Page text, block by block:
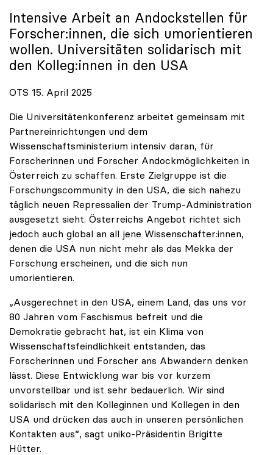
Intensive Arbeit an Andockstellen für
Forscher:innen, die sich umorientieren
wollen. Universitäten solidarisch mit
den Kolleg:innen in den USA
OTS 15. April 2025
Die Universitätenkonferenz arbeitet gemeinsam mit
Partnereinrichtungen und dem
Wissenschaftsministerium intensiv daran, für
Forscherinnen und Forscher Andockmöglichkeiten in
Österreich zu schaffen. Erste Zielgruppe ist die
Forschungscommunity in den USA, die sich nahezu
täglich neuen Repressalien der Trump-Administration
ausgesetzt sieht. Österreichs Angebot richtet sich
jedoch auch global an all jene Wissenschafter:innen,
denen die USA nun nicht mehr als das Mekka der
Forschung erscheinen, und die sich nun
umorientieren.
„Ausgerechnet in den USA, einem Land, das uns vor
80 Jahren vom Faschismus befreit und die
Demokratie gebracht hat, ist ein Klima von
Wissenschaftsfeindlichkeit entstanden, das
Forscherinnen und Forscher ans Abwandern denken
lässt. Diese Entwicklung war bis vor kurzem
unvorstellbar und ist sehr bedauerlich. Wir sind
solidarisch mit den Kolleginnen und Kollegen in den
USA und drücken das auch in unseren persönlichen
Kontakten aus“, sagt uniko-Präsidentin Brigitte
Hütter.